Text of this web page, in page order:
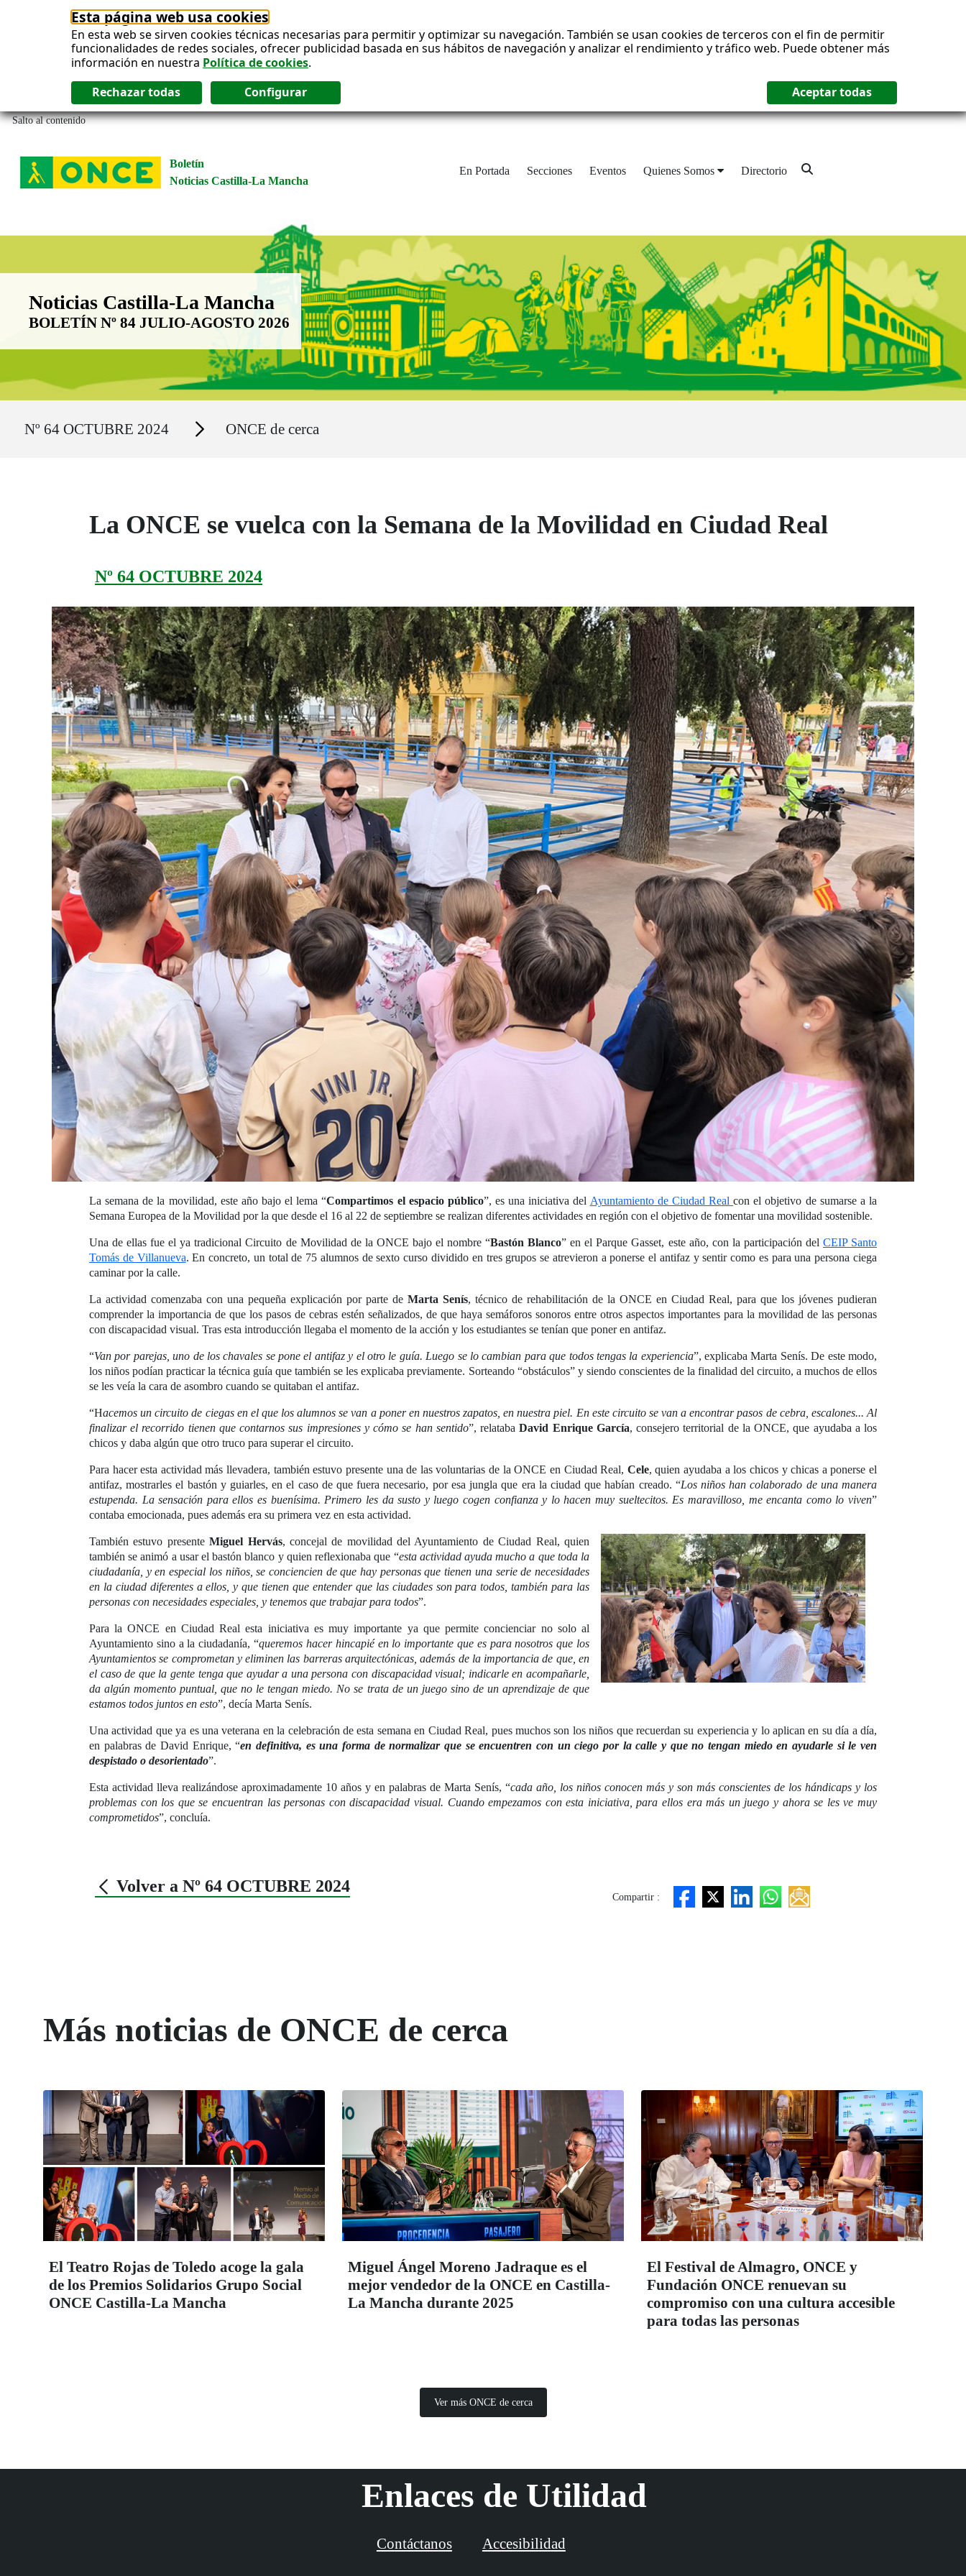
Esta página web usa cookies
En esta web se sirven cookies técnicas necesarias para permitir y optimizar su navegación. También se usan cookies de terceros con el fin de permitir
funcionalidades de redes sociales, ofrecer publicidad basada en sus hábitos de navegación y analizar el rendimiento y tráfico web. Puede obtener más
información en nuestra Política de cookies.
Salto al contenido
Boletín
Noticias Castilla-La Mancha
En Portada Secciones Eventos Quienes Somos Directorio
Boletín Noticias Castilla-La Mancha
Noticias Castilla-La Mancha
BOLETÍN Nº 84 JULIO-AGOSTO 2026
Nº 64 OCTUBRE 2024 Secciones ONCE de cerca
La ONCE se vuelca con la Semana de la Movilidad en Ciudad Real
Nº 64 OCTUBRE 2024
La semana de la movilidad, este año bajo el lema “Compartimos el espacio público”, es una iniciativa del Ayuntamiento de Ciudad Realcon el objetivo de sumarse a la
Semana Europea de la Movilidad por la que desde el 16 al 22 de septiembre se realizan diferentes actividades en región con el objetivo de fomentar una movilidad sostenible.
Una de ellas fue el ya tradicional Circuito de Movilidad de la ONCE bajo el nombre “Bastón Blanco” en el Parque Gasset, este año, con la participación del CEIP Santo
Tomás de Villanueva. En concreto, un total de 75 alumnos de sexto curso dividido en tres grupos se atrevieron a ponerse el antifaz y sentir como es para una persona ciega
caminar por la calle.
La actividad comenzaba con una pequeña explicación por parte de Marta Senís, técnico de rehabilitación de la ONCE en Ciudad Real, para que los jóvenes pudieran
comprender la importancia de que los pasos de cebras estén señalizados, de que haya semáforos sonoros entre otros aspectos importantes para la movilidad de las personas
con discapacidad visual. Tras esta introducción llegaba el momento de la acción y los estudiantes se tenían que poner en antifaz.
“Van por parejas, uno de los chavales se pone el antifaz y el otro le guía. Luego se lo cambian para que todos tengas la experiencia”, explicaba Marta Senís. De este modo,
los niños podían practicar la técnica guía que también se les explicaba previamente. Sorteando “obstáculos” y siendo conscientes de la finalidad del circuito, a muchos de ellos
se les veía la cara de asombro cuando se quitaban el antifaz.
“Hacemos un circuito de ciegas en el que los alumnos se van a poner en nuestros zapatos, en nuestra piel. En este circuito se van a encontrar pasos de cebra, escalones... Al
finalizar el recorrido tienen que contarnos sus impresiones y cómo se han sentido”, relatabaDavid Enrique García, consejero territorial de la ONCE, que ayudaba a los
chicos y daba algún que otro truco para superar el circuito.
Para hacer esta actividad más llevadera, también estuvo presente una de las voluntarias de la ONCE en Ciudad Real, Cele, quien ayudaba a los chicos y chicas a ponerse el
antifaz, mostrarles el bastón y guiarles, en el caso de que fuera necesario, por esa jungla que era la ciudad que habían creado. “Los niños han colaborado de una manera
estupenda. La sensación para ellos es buenísima. Primero les da susto y luego cogen confianza y lo hacen muy sueltecitos. Es maravilloso, me encanta como lo viven”
contaba emocionada, pues además era su primera vez en esta actividad.
También estuvo presenteMiguel Hervás, concejal de movilidad del Ayuntamiento de Ciudad Real, quien
también se animó a usar el bastón blanco y quien reflexionaba que “esta actividad ayuda mucho a que toda la
ciudadanía, y en especial los niños, se conciencien de que hay personas que tienen una serie de necesidades
en la ciudad diferentes a ellos, y que tienen que entender que las ciudades son para todos, también para las
personas con necesidades especiales, y tenemos que trabajar para todos”.
Para la ONCE en Ciudad Real esta iniciativa es muy importante ya que permite concienciar no solo al
Ayuntamiento sino a la ciudadanía, “queremos hacer hincapié en lo importante que es para nosotros que los
Ayuntamientos se comprometan y eliminen las barreras arquitectónicas, además de la importancia de que, en
el caso de que la gente tenga que ayudar a una persona con discapacidad visual; indicarle en acompañarle,
da algún momento puntual, que no le tengan miedo. No se trata de un juego sino de un aprendizaje de que
estamos todos juntos en esto”, decía Marta Senís.
Una actividad que ya es una veterana en la celebración de esta semana en Ciudad Real, pues muchos son los niños que recuerdan su experiencia y lo aplican en su día a día,
en palabras de David Enrique, “en definitiva, es una forma de normalizar que se encuentren con un ciego por la calle y que no tengan miedo en ayudarle si le ven
despistado o desorientado”.
Esta actividad lleva realizándose aproximadamente 10 años y en palabras de Marta Senís, “cada año, los niños conocen más y son más conscientes de los hándicaps y los
problemas con los que se encuentran las personas con discapacidad visual. Cuando empezamos con esta iniciativa, para ellos era más un juego y ahora se les ve muy
comprometidos”, concluía.
Volver a Nº 64 OCTUBRE 2024
Compartir :
Más noticias de ONCE de cerca
El Teatro Rojas de Toledo acoge la gala
de los Premios Solidarios Grupo Social
ONCE Castilla-La Mancha
Miguel Ángel Moreno Jadraque es el
mejor vendedor de la ONCE en Castilla-
La Mancha durante 2025
El Festival de Almagro, ONCE y
Fundación ONCE renuevan su
compromiso con una cultura accesible
para todas las personas
Ver más ONCE de cerca
Enlaces de Utilidad
Contáctanos Accesibilidad